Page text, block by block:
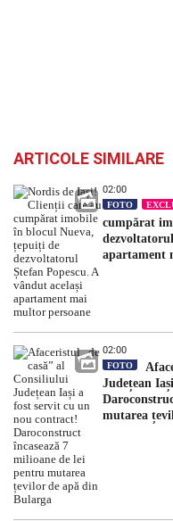
ARTICOLE SIMILARE
02:00
FOTO
cumpărat
apartament
02:00
FOTO
Județean
mutarea